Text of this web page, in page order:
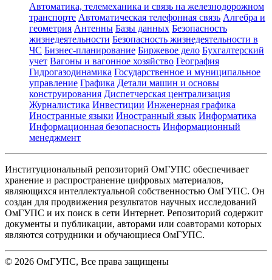
Автоматика, телемеханика и связь на железнодорожном
транспорте Автоматическая телефонная связь Алгебра и
геометрия Антенны Базы данных Безопасность
жизнедеятельности Безопасность жизнедеятельности в
ЧС Бизнес-планирование Биржевое дело Бухгалтерский
учет Вагоны и вагонное хозяйство География
Гидрогазодинамика Государственное и муниципальное
управление Графика Детали машин и основы
конструирования Диспетчерская централизация
Журналистика Инвестиции Инженерная графика
Иностранные языки Иностранный язык Информатика
Информационная безопасность Информационный
менеджмент
Институциональный репозиторий ОмГУПС обеспечивает
хранение и распространение цифровых материалов,
являющихся интеллектуальной собственностью ОмГУПС. Он
создан для продвижения результатов научных исследований
ОмГУПС и их поиск в сети Интернет. Репозиторий содержит
документы и публикации, авторами или соавторами которых
являются сотрудники и обучающиеся ОмГУПС.
© 2026 ОмГУПС, Все права защищены